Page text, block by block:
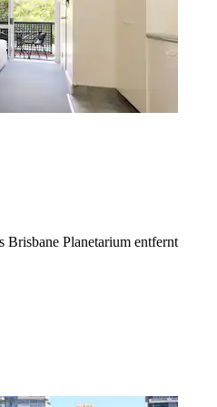
Planetarium entfernt